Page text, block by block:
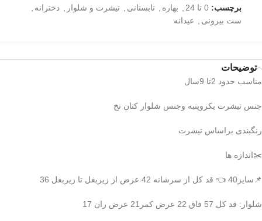
برچسب: 0 تا 24 بهاره تابستانی تیشرت و شلوار دخترانه
ست بیرونی
عیدانه
توضیحات
مناسب حدود 2تا 9سال
جنس تیشرت یکروپنبه وجنس شلوار کتان نخ
رنگبندی براساس تیشرت
✂️اندازه ها
📌سایز40 👈 قد کل از سرشانه 42 عرض از زیربغل تا زیربغل 36
شلوار: قد کل 57 فاق 22 عرض کمر21 عرض ران 17